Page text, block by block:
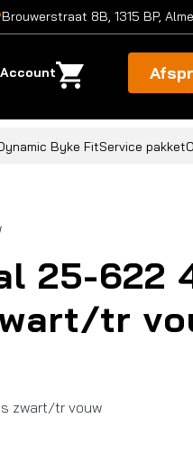
Brouwerstraat 8B, 1315 BP,
Account
Byke FitService pakket
25-622
tr
zwart/tr vouw